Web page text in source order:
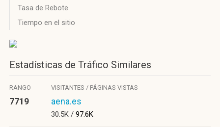
Tasa de Rebote
Tiempo en el sitio
Estadísticas de Tráfico Similares
RANGO VISITANTES / PÁGINAS VISTAS
7719 aena.es
30.5K / 97.6K